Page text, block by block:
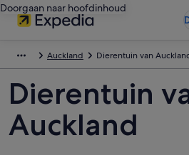
Doorgaan naar hoofdinhoud
Auckland Dierentuin van
Dierentuin
Auckland